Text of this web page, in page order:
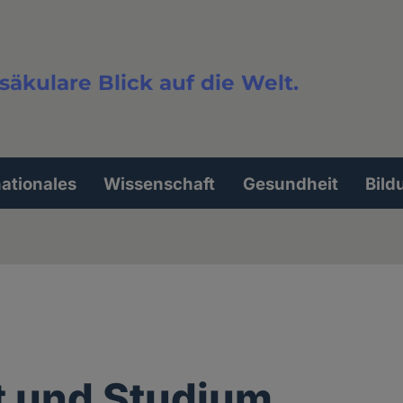
Blick auf die Welt.
Wissenschaft Gesundheit